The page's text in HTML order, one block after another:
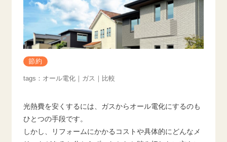
節約
オール電化 ガス 比較
光熱費を安くするには、ガスからオール電化にするのも
ひとつの手段です。
しかし、リフォームにかかるコストや具体的にどんなメ